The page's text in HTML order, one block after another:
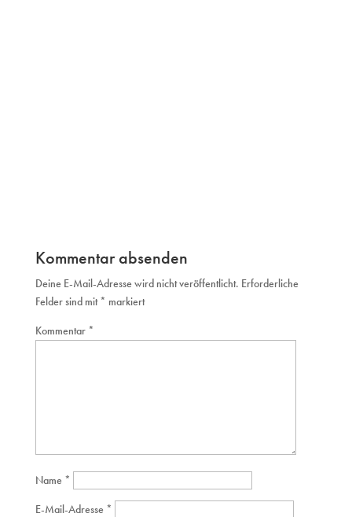
Kommentar absenden
Deine E-Mail-Adresse wird nicht veröffentlicht. Erforderliche
Felder sind mit* markiert
Kommentar *
Name *
E-Mail-Adresse *